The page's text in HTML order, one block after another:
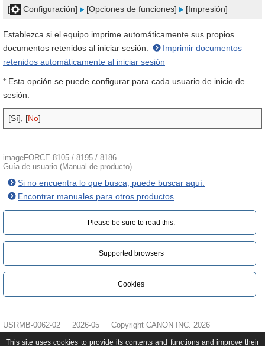
[ Configuración] [Opciones de funciones] [Impresión]
Establezca si el equipo imprime automáticamente sus propios
documentos retenidos al iniciar sesión.
Imprimir documentos
retenidos automáticamente al iniciar sesión
* Esta opción se puede configurar para cada usuario de inicio de
sesión.
[Sí], [No]
imageFORCE 8105 / 8195 / 8186
Guía de usuario (Manual de producto)
Si no encuentra lo que busca, puede buscar aquí.
Encontrar manuales para otros productos
Please be sure to read this.‎
Supported browsers
Cookies
USRMB-0062-02 2026-05 Copyright CANON INC. 2026
This site uses cookies to provide its contents and functions and improve their